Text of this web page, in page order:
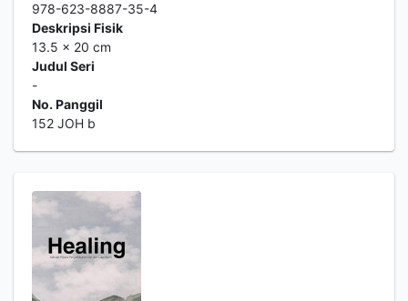
978-623-8887-35-4
Deskripsi Fisik
13.5 x 20 cm
Judul Seri
-
No. Panggil
152 JOH b